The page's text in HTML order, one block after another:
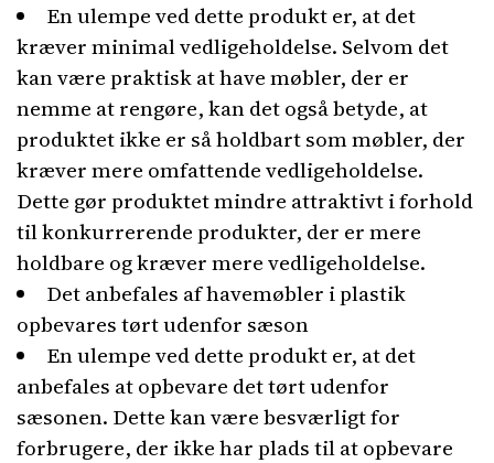
En ulempe ved dette produkt er, at det
kræver minimal vedligeholdelse. Selvom det
kan være praktisk at have møbler, der er
nemme at rengøre, kan det også betyde, at
produktet ikke er så holdbart som møbler, der
kræver mere omfattende vedligeholdelse.
Dette gør produktet mindre attraktivt i forhold
til konkurrerende produkter, der er mere
holdbare og kræver mere vedligeholdelse.
Det anbefales af havemøbler i plastik
opbevares tørt udenfor sæson
En ulempe ved dette produkt er, at det
anbefales at opbevare det tørt udenfor
sæsonen. Dette kan være besværligt for
forbrugere, der ikke har plads til at opbevare